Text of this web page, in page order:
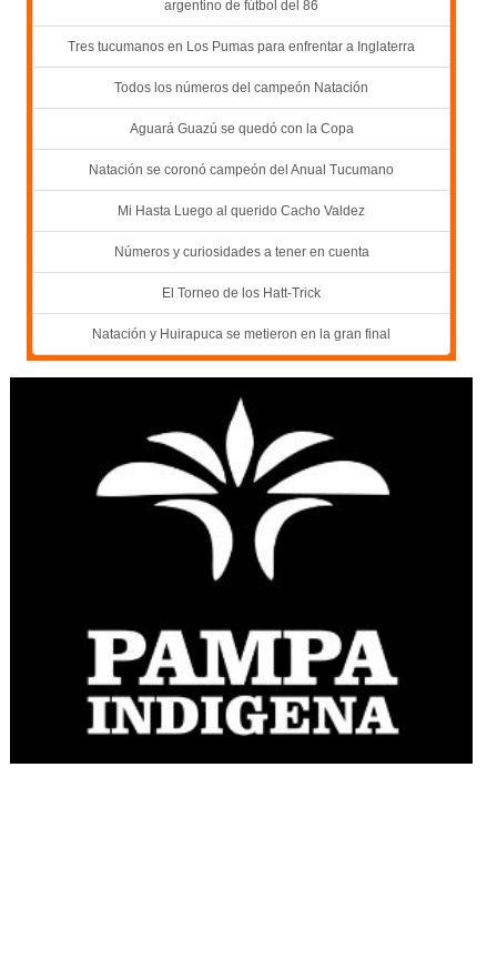
argentino de fútbol del 86
Tres tucumanos en Los Pumas para enfrentar a Inglaterra
Todos los números del campeón Natación
Aguará Guazú se quedó con la Copa
Natación se coronó campeón del Anual Tucumano
Mi Hasta Luego al querido Cacho Valdez
Números y curiosidades a tener en cuenta
El Torneo de los Hatt-Trick
Natación y Huirapuca se metieron en la gran final